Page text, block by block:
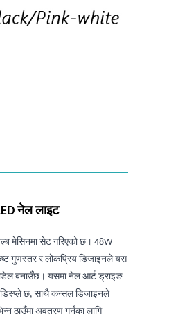
नेल लाइट
मेसिनमा सेट गरिएको छ। 48W
गुणस्तर र लोकप्रिय डिजाइनले यस
बनाउँछ। यसमा नेल आर्ट ड्राइङ
डिस्प्ले छ, साथै कन्सल डिजाइनले
ठाउँमा अवतरण गर्नका लागि